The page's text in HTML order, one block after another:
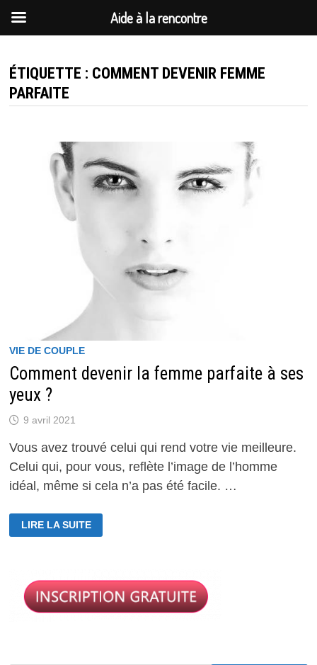
au
contenu
ÉTIQUETTE : COMMENT DEVENIR FEMME
PARFAITE
VIE DE COUPLE
Comment devenir la femme parfaite à ses
yeux ?
9 avril 2021
Vous avez trouvé celui qui rend votre vie meilleure.
Celui qui, pour vous, reflète l’image de l’homme
idéal, même si cela n’a pas été facile. …
COMMENT
DEVENIR
LA
SES
YEUX
?
LIRE LA SUITE
Aide à la rencontre